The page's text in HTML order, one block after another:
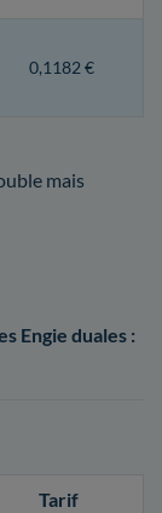
0,1182 €
mais
Engie duales :
Tarif